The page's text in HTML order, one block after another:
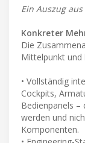
Ein Auszug
Konkreter
Die
Mittelpunkt und
• Vollständig
Cockpits,
Bedienpanels –
werden und
Komponenten.